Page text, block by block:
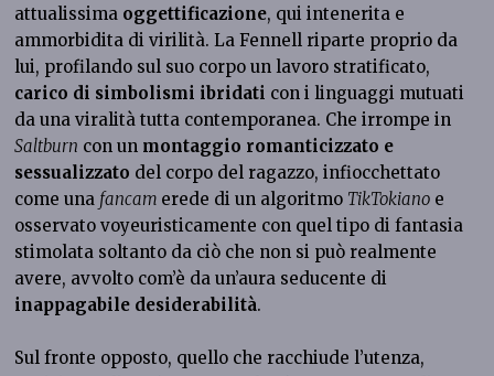
attualissima oggettificazione, qui intenerita e
ammorbidita di virilità. La Fennell riparte proprio da
lui, profilando sul suo corpo un lavoro stratificato,
carico di simbolismi ibridati con i linguaggi mutuati
da una viralità tutta contemporanea. Che irrompe in
Saltburn con un montaggio romanticizzato e
sessualizzato del corpo del ragazzo, infiocchettato
come una fancam erede di un algoritmo TikTokiano e
osservato voyeuristicamente con quel tipo di fantasia
stimolata soltanto da ciò che non si può realmente
avere, avvolto com’è da un’aura seducente di
inappagabile desiderabilità.
Sul fronte opposto, quello che racchiude l’utenza,